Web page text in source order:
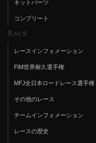
キットパーツ
コンプリート
Race
レースインフォメーション
FIM世界耐久選手権
MFJ全日本ロードレース選手権
その他のレース
チームインフォメーション
レースの歴史